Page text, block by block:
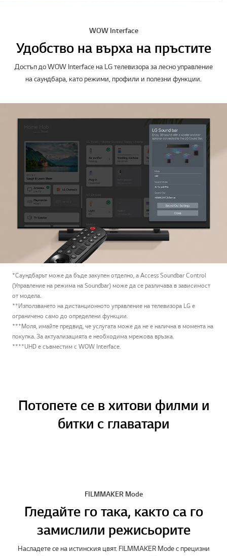
WOW Interface
Удобство на върха на пръстите
Достъп до WOW Interface на LG телевизора за лесно управление
на саундбара, като режими, профили и полезни функции.
*Саундбарът може да бъде закупен отделно, а Access Soundbar Control
(Управление на режима на Soundbar) може да се различава в зависимост
Потопете се в хитови филми и